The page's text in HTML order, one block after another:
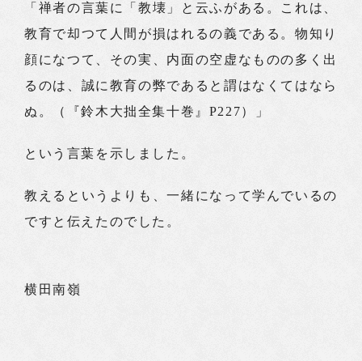
「禅者の言葉に「教壊」と云ふがある。これは、
教育で却つて人間が損はれるの義である。物知り
顔になつて、その実、内面の空虚なものの多く出
るのは、誠に教育の弊であると謂はなくてはなら
ぬ。（『鈴木大拙全集十巻』P227）」
という言葉を示しました。
教えるというよりも、一緒になって学んでいるの
ですと伝えたのでした。
横田南嶺